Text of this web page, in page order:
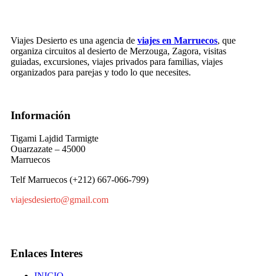
Viajes Desierto es una agencia de viajes en Marruecos, que
organiza circuitos al desierto de Merzouga, Zagora, visitas
guiadas, excursiones, viajes privados para familias, viajes
organizados para parejas y todo lo que necesites.
Información
Tigami Lajdid Tarmigte
Ouarzazate – 45000
Marruecos
Telf Marruecos (+212) 667-066-799)
viajesdesierto@gmail.com
Enlaces Interes